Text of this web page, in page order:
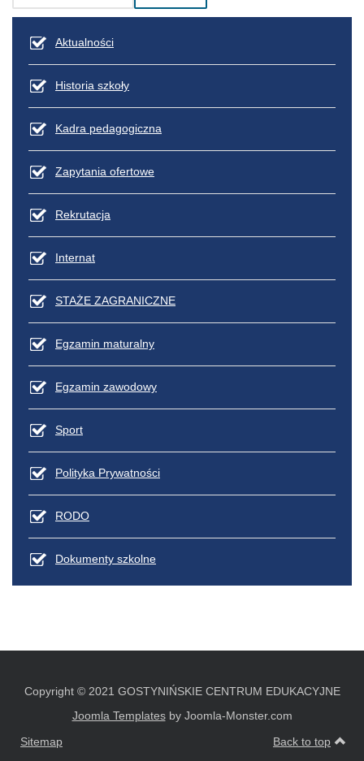
Aktualności
Historia szkoły
Kadra pedagogiczna
Zapytania ofertowe
Rekrutacja
Internat
STAŻE ZAGRANICZNE
Egzamin maturalny
Egzamin zawodowy
Sport
Polityka Prywatności
RODO
Dokumenty szkolne
Copyright © 2021 GOSTYNIŃSKIE CENTRUM EDUKACYJNE
Joomla Templatesby Joomla-Monster.com
Sitemap
Back to top